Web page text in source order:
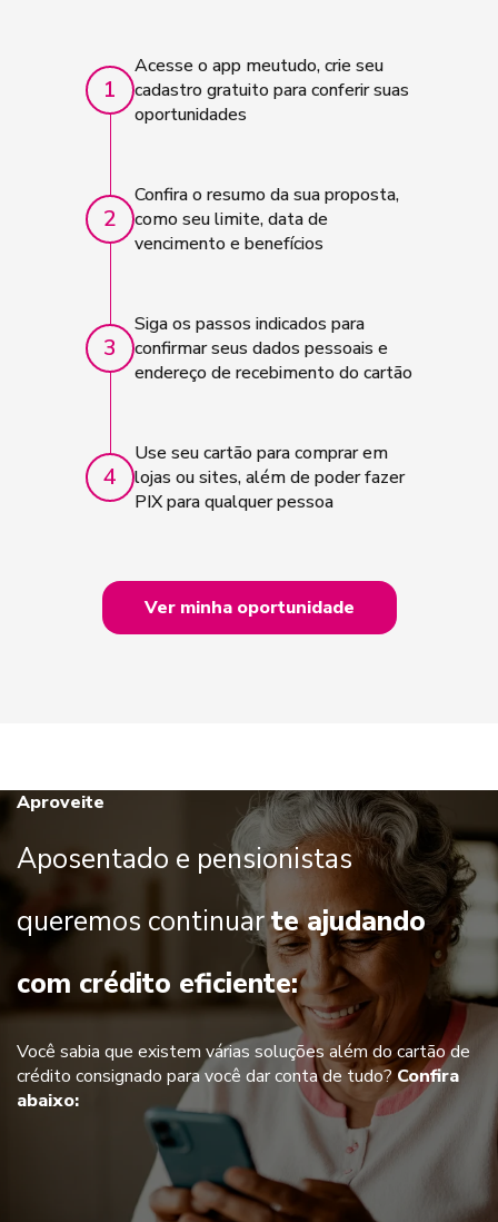
1
Acesse o app meutudo, crie seu
cadastro gratuito para conferir suas
oportunidades
2
Confira o resumo da sua proposta,
como seu limite, data de
vencimento e benefícios
3
Siga os passos indicados para
confirmar seus dados pessoais e
endereço de recebimento do cartão
4
Use seu cartão para comprar em
lojas ou sites, além de poder fazer
PIX para qualquer pessoa
Ver minha oportunidade
Aproveite
Aposentado e pensionistas
queremos continuarte ajudando
com crédito eficiente:
Você sabia que existem várias soluções além do cartão de
crédito consignado para você dar conta de tudo?Confira
abaixo: